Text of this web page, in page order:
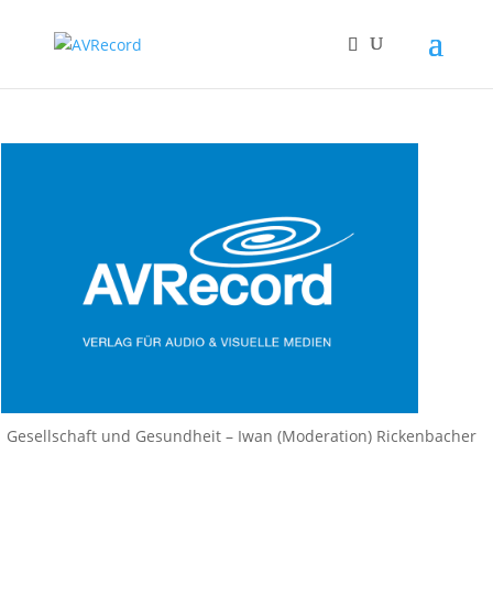
Gesellschaft und Gesundheit – Iwan (Moderation) Rickenbacher